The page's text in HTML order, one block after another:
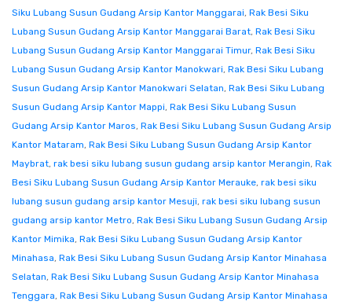
Siku Lubang Susun Gudang Arsip Kantor Manggarai, Rak Besi Siku
Lubang Susun Gudang Arsip Kantor Manggarai Barat, Rak Besi Siku
Lubang Susun Gudang Arsip Kantor Manggarai Timur, Rak Besi Siku
Lubang Susun Gudang Arsip Kantor Manokwari, Rak Besi Siku Lubang
Susun Gudang Arsip Kantor Manokwari Selatan, Rak Besi Siku Lubang
Susun Gudang Arsip Kantor Mappi, Rak Besi Siku Lubang Susun
Gudang Arsip Kantor Maros, Rak Besi Siku Lubang Susun Gudang Arsip
Kantor Mataram, Rak Besi Siku Lubang Susun Gudang Arsip Kantor
Maybrat, rak besi siku lubang susun gudang arsip kantor Merangin, Rak
Besi Siku Lubang Susun Gudang Arsip Kantor Merauke, rak besi siku
lubang susun gudang arsip kantor Mesuji, rak besi siku lubang susun
gudang arsip kantor Metro, Rak Besi Siku Lubang Susun Gudang Arsip
Kantor Mimika, Rak Besi Siku Lubang Susun Gudang Arsip Kantor
Minahasa, Rak Besi Siku Lubang Susun Gudang Arsip Kantor Minahasa
Selatan, Rak Besi Siku Lubang Susun Gudang Arsip Kantor Minahasa
Tenggara, Rak Besi Siku Lubang Susun Gudang Arsip Kantor Minahasa